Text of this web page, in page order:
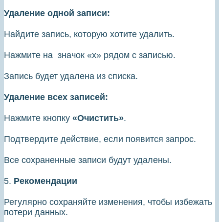
Удаление одной записи:
Найдите запись, которую хотите удалить.
Нажмите на значок «х» рядом с записью.
Запись будет удалена из списка.
Удаление всех записей:
Нажмите кнопку «Очистить».
Подтвердите действие, если появится запрос.
Все сохраненные записи будут удалены.
5. Рекомендации
Регулярно сохраняйте изменения, чтобы избежать
потери данных.